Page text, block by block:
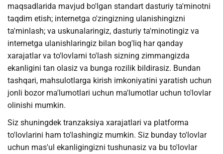
maqsadlarida mavjud bo'lgan standart dasturiy ta'minotni
taqdim etish; internetga o'zingizning ulanishingizni
ta'minlash; va uskunalaringiz, dasturiy ta'minotingiz va
internetga ulanishlaringiz bilan bog'liq har qanday
xarajatlar va to'lovlarni to'lash sizning zimmangizda
ekanligini tan olasiz va bunga rozilik bildirasiz. Bundan
tashqari, mahsulotlarga kirish imkoniyatini yaratish uchun
jonli bozor ma'lumotlari uchun ma'lumotlar uchun to'lovlar
olinishi mumkin.
Siz shuningdek tranzaksiya xarajatlari va platforma
to'lovlarini ham to'lashingiz mumkin. Siz bunday to'lovlar
uchun mas'ul ekanligingizni tushunasiz va bu to'lovlar